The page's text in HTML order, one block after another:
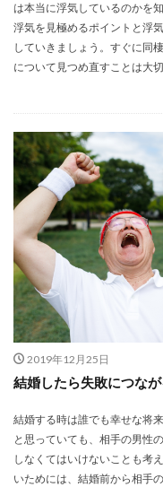
は本当に浮気しているのかを
浮気を見極めるポイントと浮
していきましょう。すぐに同
について見つめ直すことは大
2019年12月25日
結婚したら失敗につな
結婚する時は誰でも幸せな将
と思っていても、相手の男性
しなくてはいけないことも考
いためには、結婚前から相手
遠距離恋愛
郵送
黄色
髪型
食事会
食事
訂正
結婚指輪
結婚式
節約
管理
祝儀
祝
白無垢
男性
親族
衣装
老後
自分
子あり
嫉妬
ヒール
バラ
ネックレス
ネ
ドライフラワー